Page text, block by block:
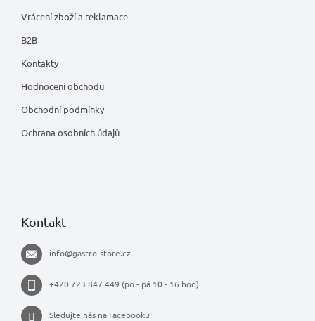
Vrácení zboží a reklamace
B2B
Kontakty
Hodnocení obchodu
Obchodní podmínky
Ochrana osobních údajů
Kontakt
info@gastro-store.cz
+420 723 847 449 (po - pá 10 - 16 hod)
Sledujte nás na Facebooku